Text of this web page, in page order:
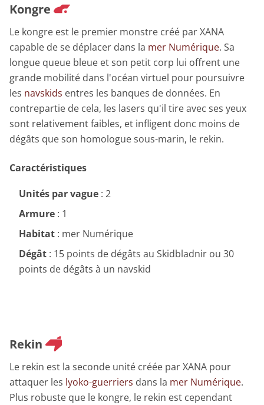
Kongre
Le kongre est le premier monstre créé par XANA
capable de se déplacer dans la mer Numérique. Sa
longue queue bleue et son petit corp lui offrent une
grande mobilité dans l'océan virtuel pour poursuivre
les navskids entres les banques de données. En
contrepartie de cela, les lasers qu'il tire avec ses yeux
sont relativement faibles, et infligent donc moins de
dégâts que son homologue sous-marin, le rekin.
Caractéristiques
Unités par vague : 2
Armure : 1
Habitat : mer Numérique
Dégât : 15 points de dégâts au Skidbladnir ou 30
points de dégâts à un navskid
Rekin
Le rekin est la seconde unité créée par XANA pour
attaquer les lyoko-guerriers dans la mer Numérique.
Plus robuste que le kongre, le rekin est cependant